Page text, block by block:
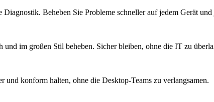
Beheben Sie Probleme schneller auf jedem Gerät
im großen Stil beheben. Sicher bleiben, ohne die IT zu
und konform halten, ohne die Desktop-Teams zu verlangsamen.